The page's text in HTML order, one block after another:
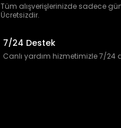
Tüm alışverişlerinizde sadece
Ücretsizdir.
7/24 Destek
Canlı yardım hizmetimizle 7/24